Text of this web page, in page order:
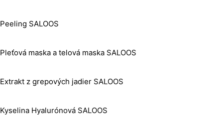
Peeling SALOOS
Pleťová maska a telová maska SALOOS
Extrakt z grepových jadier SALOOS
Kyselina Hyalurónová SALOOS